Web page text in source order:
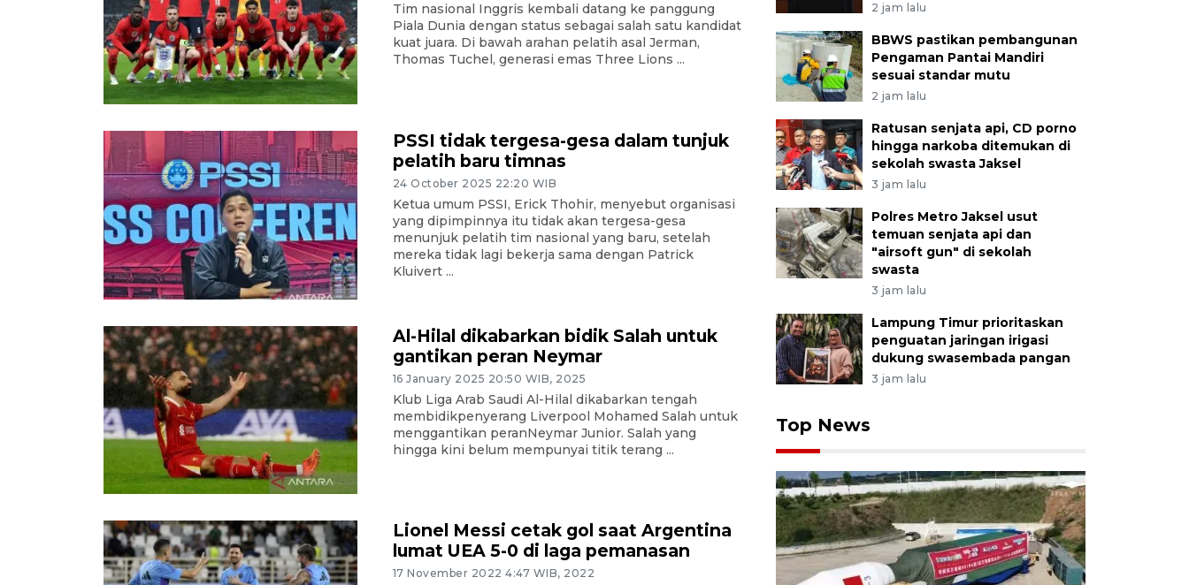
Tim nasional Inggris kembali datang ke panggung
Piala Dunia dengan status sebagai salah satu kandidat
kuat juara. Di bawah arahan pelatih asal Jerman,
Thomas Tuchel, generasi emas Three Lions ...
PSSI tidak tergesa-gesa dalam tunjuk
pelatih baru timnas
24 October 2025 22:20 WIB
Ketua umum PSSI, Erick Thohir, menyebut organisasi
yang dipimpinnya itu tidak akan tergesa-gesa
menunjuk pelatih tim nasional yang baru, setelah
mereka tidak lagi bekerja sama dengan Patrick
Kluivert ...
Al-Hilal dikabarkan bidik Salah untuk
gantikan peran Neymar
16 January 2025 20:50 WIB, 2025
Klub Liga Arab Saudi Al-Hilal dikabarkan tengah
membidikpenyerang Liverpool Mohamed Salah untuk
menggantikan peranNeymar Junior. Salah yang
hingga kini belum mempunyai titik terang ...
Lionel Messi cetak gol saat Argentina
lumat UEA 5-0 di laga pemanasan
17 November 2022 4:47 WIB, 2022
2 jam lalu
BBWS pastikan pembangunan
Pengaman Pantai Mandiri
sesuai standar mutu
2 jam lalu
Ratusan senjata api, CD porno
hingga narkoba ditemukan di
sekolah swasta Jaksel
3 jam lalu
Polres Metro Jaksel usut
temuan senjata api dan
"airsoft gun" di sekolah
swasta
3 jam lalu
Lampung Timur prioritaskan
penguatan jaringan irigasi
dukung swasembada pangan
3 jam lalu
Top News